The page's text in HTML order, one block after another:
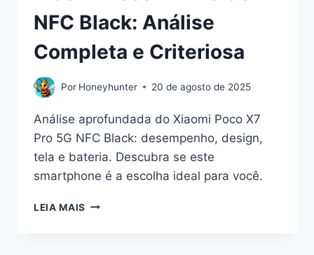
NFC Black: Análise
Completa e Criteriosa
Por Honeyhunter 20 de agosto de 2025
Análise aprofundada do Xiaomi Poco X7
Pro 5G NFC Black: desempenho, design,
tela e bateria. Descubra se este
smartphone é a escolha ideal para você.
LEIA MAIS XIAOMI